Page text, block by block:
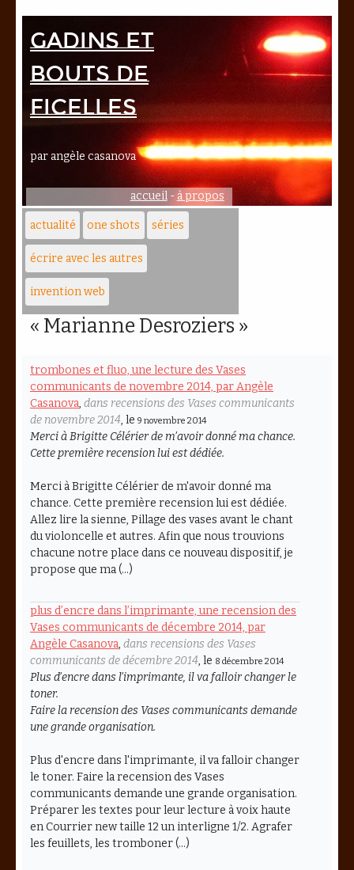
Gadins et
bouts de
ficelles
par angèle casanova
accueil-à propos
actualité one shots séries
écrire avec les autres
invention web
« Marianne Desroziers »
trombones et fluo, une lecture des Vases
communicants de novembre 2014, par Angèle
Casanova, dans recensions des Vases communicants
de novembre 2014, le 9 novembre 2014
Merci à Brigitte Célérier de m’avoir donné ma chance.
Cette première recension lui est dédiée.
Merci à Brigitte Célérier de m'avoir donné ma
chance. Cette première recension lui est dédiée.
Allez lire la sienne, Pillage des vases avant le chant
du violoncelle et autres. Afin que nous trouvions
chacune notre place dans ce nouveau dispositif, je
propose que ma (…)
plus d’encre dans l’imprimante, une recension des
Vases communicants de décembre 2014, par
Angèle Casanova, dans recensions des Vases
communicants de décembre 2014, le 8 décembre 2014
Plus d’encre dans l’imprimante, il va falloir changer le
toner.
Faire la recension des Vases communicants demande
une grande organisation.
Plus d'encre dans l'imprimante, il va falloir changer
le toner. Faire la recension des Vases
communicants demande une grande organisation.
Préparer les textes pour leur lecture à voix haute
en Courrier new taille 12 un interligne 1/2. Agrafer
les feuillets, les tromboner (…)